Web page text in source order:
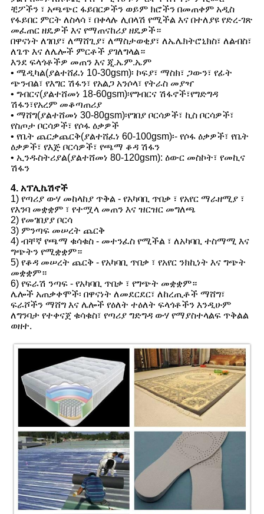
ቺፖችን ፣ አጫጭር ፋይበርዎችን ወይም ክሮችን በመጠቀም አዲስ
የፋይበር ምርት ለስላሳ ፣ በቀላሉ ሊበላሽ የሚችል እና በተለያዩ የድረ-ገጽ
መፈጠር ዘዴዎች እና የማጠናከሪያ ዘዴዎች።
በዋናነት ለገበያ፣ ለማሸጊያ፣ ለማስታወቂያ፣ ለኤሌክትሮኒክስ፣ ለልብስ፣
ለጌጥ እና ለሌሎች ምርቶች ያገለግላል።
እንደ ፍላጎቶችዎ መጠን እና ጂ.ኤም.ኤም
• ሜዲካል(ያልተሸፈነ 10-30gsm)፡ ኮፍያ፣ ማስክ፣ ጋውን፣ የፊት
ጭንብል፣ የእግር ሽፋን፣ የአልጋ አንሶላ፣ የትራስ መያዣ
• ግብርና(ያልተሸመነ 18-60gsm)፡የግብርና ሽፋኖች፣የግድግዳ
ሽፋን፣የአረም መቆጣጠሪያ
• ማሸግ(ያልተሸመነ 30-80gsm)፡የገበያ ቦርሳዎች፣ ኪስ ቦርሳዎች፣
የስጦታ ቦርሳዎች፣ የሶፋ ዕቃዎች
• የቤት ጨርቃጨርቅ(ያልተሸፈነ 60-100gsm)፡- የሶፋ ዕቃዎች፣ የቤት
ዕቃዎች፣ የእጅ ቦርሳዎች፣ የጫማ ቆዳ ሽፋን
• ኢንዱስትሪያል(ያልተሸመነ 80-120gsm): ዕውር መስኮት፣ የመኪና
ሽፋን
4. አፕሊኬሽኖች
1) የጣሪያ ውሃ መከላከያ ጥቅል - የአካባቢ ጥበቃ ፣ የአየር ማራዘሚያ ፣
የእንባ መቋቋም ፣ የተሟላ መጠን እና ዝርዝር መግለጫ
2) የመገበያያ ቦርሳ
3) ምንጣፍ መሠረት ጨርቅ
4) ብቸኛ የጫማ ቁሳቁስ - መተንፈስ የሚችል ፣ ለአካባቢ ተስማሚ እና
ግጭትን የሚቋቋም።
5) የቆዳ መሠረት ጨርቅ - የአካባቢ ጥበቃ ፣ የአየር ንክኪነት እና ግጭት
መቋቋም።
6) የፍራሽ ንጣፍ - የአካባቢ ጥበቃ ፣ የግጭት መቋቋም።
ሌሎች አጠቃቀሞች፡ በዋናነት ለመደርደር፣ ለከረጢቶች ማሸግ፣
ፍራሾችን ማሸግ እና ሌሎች የዕለት ተዕለት ፍላጎቶችን እንዲሁም
ለግንባታ የተቀናጀ ቁሳቁስ፣ የጣሪያ ግድግዳ ውሃ የማያስተላልፍ ጥቅልል ​​
ወዘተ.